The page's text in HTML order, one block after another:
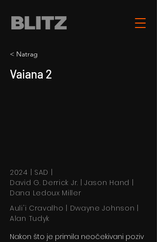
< Natrag
Vaiana 2
2024 | SAD |
David G. Derrick Jr. | Jason Hand |
Dana Ledoux Miller
Auli'i Cravalho | Dwayne Johnson |
Alan Tudyk
Nakon što je primila neočekivani poziv